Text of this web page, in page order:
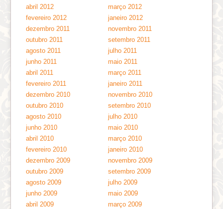
abril 2012
março 2012
fevereiro 2012
janeiro 2012
dezembro 2011
novembro 2011
outubro 2011
setembro 2011
agosto 2011
julho 2011
junho 2011
maio 2011
abril 2011
março 2011
fevereiro 2011
janeiro 2011
dezembro 2010
novembro 2010
outubro 2010
setembro 2010
agosto 2010
julho 2010
junho 2010
maio 2010
abril 2010
março 2010
fevereiro 2010
janeiro 2010
dezembro 2009
novembro 2009
outubro 2009
setembro 2009
agosto 2009
julho 2009
junho 2009
maio 2009
abril 2009
março 2009